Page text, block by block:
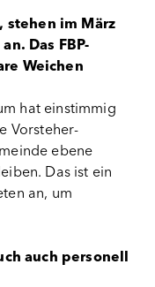
stehen im März
Das FBP-
Weichen
hat einstimmig
Vorsteher-
ebene
Das ist ein
an, um
auch personell